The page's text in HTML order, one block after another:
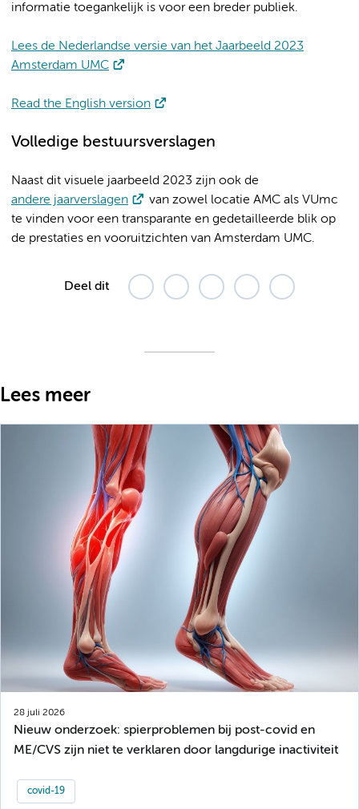
informatie toegankelijk is voor een breder publiek.
Lees de Nederlandse versie van het Jaarbeeld 2023
Amsterdam UMC
Read the English version
Volledige bestuursverslagen
Naast dit visuele jaarbeeld 2023 zijn ook de
andere jaarverslagen
van zowel locatie AMC als VUmc
te vinden voor een transparante en gedetailleerde blik op
de prestaties en vooruitzichten van Amsterdam UMC.
Deel dit
Lees meer
28 juli 2026
Nieuw onderzoek: spierproblemen bij post-covid en
ME/CVS zijn niet te verklaren door langdurige inactiviteit
covid-19